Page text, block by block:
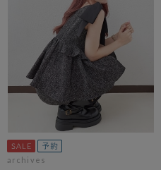
archives